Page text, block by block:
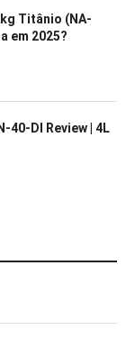
Titânio (NA-
em 2025?
40-DI Review | 4L